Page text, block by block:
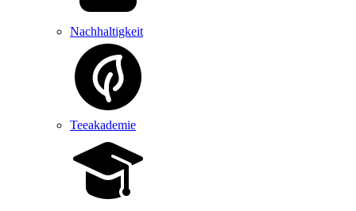
Nachhaltigkeit
Teeakademie